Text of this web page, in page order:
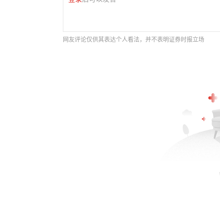
网友评论仅供其表达个人看法，并不表明证券时报立场